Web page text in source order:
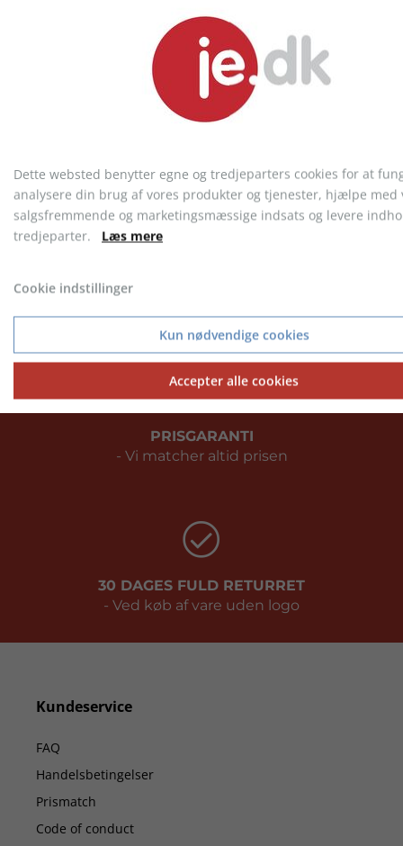
fra 18,44 kr. fra 26,09 kr.
KONTAKT KUNDESERVICE
PRISGARANTI
- Vi matcher altid prisen
30 DAGES FULD RETURRET
- Ved køb af vare uden logo
Kundeservice
FAQ
Handelsbetingelser
Prismatch
Code of conduct
Dette websted benytter egne og tredjeparters cookies for at
analysere din brug af vores produkter og tjenester, hjælpe med
salgsfremmende og marketingsmæssige indsats og levere
tredjeparter. Læs mere
Cookie indstillinger
Kun nødvendige cookies
Accepter alle cookies